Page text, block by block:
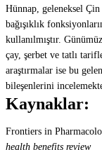
Hünnap, geleneksel Çin
bağışıklık
kullanılmıştır.
çay, şerbet ve tatlı
araştırmalar ise bu
bileşenlerini
Kaynaklar:
Frontiers in
health benefits review